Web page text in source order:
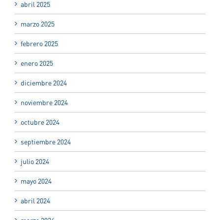
abril 2025
marzo 2025
febrero 2025
enero 2025
diciembre 2024
noviembre 2024
octubre 2024
septiembre 2024
julio 2024
mayo 2024
abril 2024